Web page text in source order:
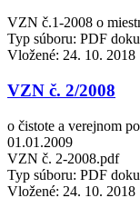
VZN č.1-2008 o
Typ súboru: PDF
Vložené: 24. 10. 2018
VZN č. 2/2008
o čistote a verejnom
01.01.2009
VZN č. 2-2008.pdf
Typ súboru: PDF
Vložené: 24. 10. 2018